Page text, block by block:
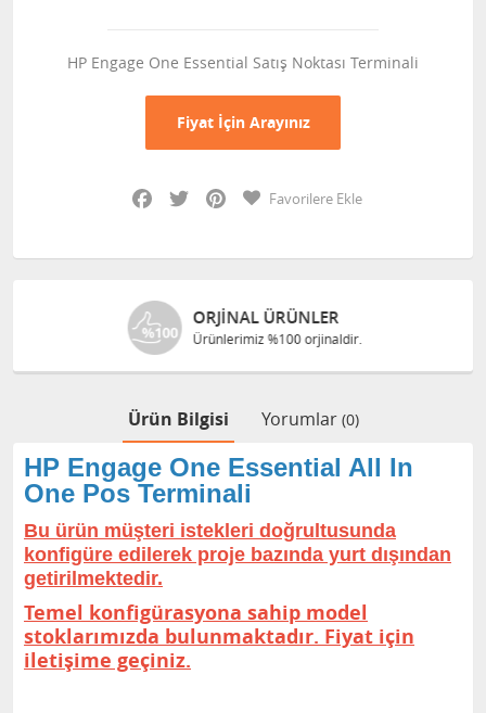
HP Engage One Essential Satış Noktası Terminali
Fiyat İçin Arayınız
Facebook
Twitter PinterestFavorilere Ekle
ORJINAL ÜRÜNLER
Ürünlerimiz %100 orjinaldir.
Ürün Bilgisi Yorumlar (0)
HP Engage One Essential All In
One Pos Terminali
Bu ürün müşteri istekleri doğrultusunda
konfigüre edilerek proje bazında yurt dışından
getirilmektedir.
Temel konfigürasyona sahip model
stoklarımızda bulunmaktadır. Fiyat için
iletişime geçiniz.